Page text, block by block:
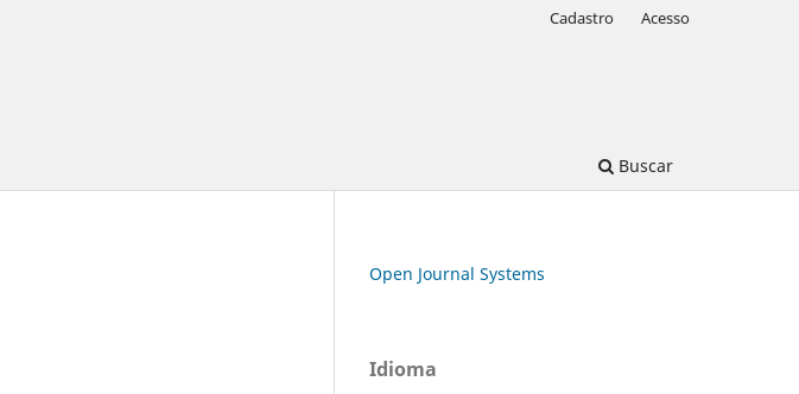
Buscar
Cadastro Acesso
Open Journal Systems
Idioma